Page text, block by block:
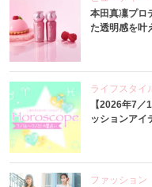
本田真凜プロ
た透明感を叶
ライフスタイ
【2026年7
ッションアイ
ファッション